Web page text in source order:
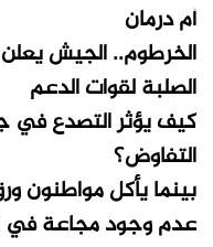
أم درمان
الخرطوم.. الجيش
الصلبة لقوات الدعم
كيف يؤثر التصدع في
التفاوض؟
بينما يأكل مواطنون
عدم وجود مجاعة في